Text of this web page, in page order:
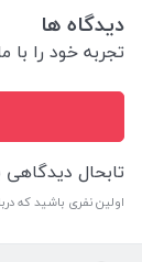
دیدگاه ها
تجربه خود را با
تابحال
اولین نفری باشید که